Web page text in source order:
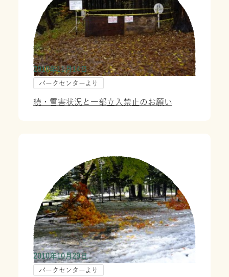
2010年11月14日
パークセンターより
続・雪害状況と一部立入禁止のお願い
2010年10月29日
パークセンターより